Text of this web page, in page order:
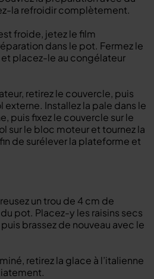
la refroidir complètement.
froide, jetez le film
dans le pot. Fermez le
placez-le au congélateur
retirez le couvercle, puis
Installez la pale dans le
puis fixez le couvercle sur le
sur le bloc moteur et tournez la
de surélever la plateforme et
un trou de 4 cm de
pot. Placez-y les raisins secs
brassez de nouveau avec le
retirez la glace à l’italienne